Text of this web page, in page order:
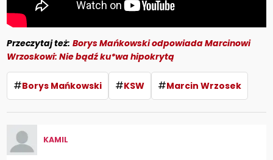
Przeczytaj też: Borys Mańkowski odpowiada Marcinowi
Wrzoskowi: Nie bądź ku*wa hipokrytą
#Borys Mańkowski #KSW #Marcin Wrzosek
KAMIL